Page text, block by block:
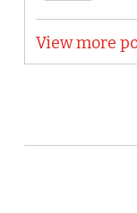
View more